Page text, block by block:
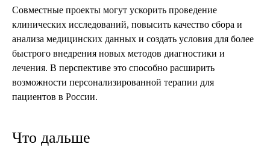
Совместные проекты могут ускорить проведение
клинических исследований, повысить качество сбора и
анализа медицинских данных и создать условия для более
быстрого внедрения новых методов диагностики и
лечения. В перспективе это способно расширить
возможности персонализированной терапии для
пациентов в России.
Что дальше